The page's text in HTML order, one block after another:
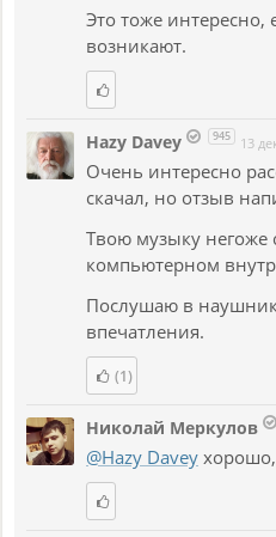
Это тоже интересно,
возникают.
Hazy Davey 945 13
Очень интересно
скачал, но отзыв
Твою музыку негоже
компьютерном
Послушаю в
впечатления.
(1)
Николай Меркулов
@Hazy Davey хорошо,